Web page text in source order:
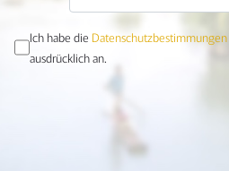
Ich habe die Datenschutzbestimmungen
ausdrücklich an.